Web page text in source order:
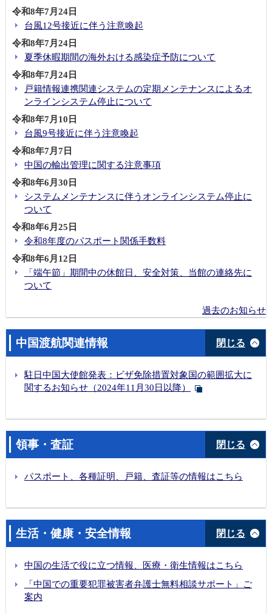
日本・仏山経済貿易交流会の開催(2025年7月30日)
貴島総領事が仏山市を訪問（2025年7月17日）
庄子農林水産大臣政務官の広州訪問（2025年6月26日）
当館主催の日本産花卉PRイベントを開催(2025年6月20日)
貴島総領事が錦鯉養殖場を視察（2025年5月27日）
2025年度総領事杯ドラゴンボート大会の開催及び九江龍舟訓練基地への在外公館長表彰
貴島総領事が広州日本人学校入学式に出席（2026年4月13日）
金杉大使が深圳日本人学校入学式に出席（2026年4月11日）
貴島総領事が広州日本人学校卒業式に出席（2026年3月11日）
茶道文化体験コーナーの実施（2026年3月10日）
貴島総領事が深圳日本人学校卒業式に出席（2026年3月7日）
東口和文氏に外務大臣表彰を授与（2025年11月13日）
貴島総領事が「第28回日中青少年書画交流大会」外務大臣賞を授与(2025年10月19日)
貴島総領事が2025世界航海装備大会に出席（2025年10月16日）
貴島総領事が2025年度深圳市との産業政策交流会に参加(2025年9月25日)
貴島総領事が朝日インテック医療機器南寧工場プロジェクト始動式典に参加（2025年9月16日）
令和8年7月24日
台風12号接近に伴う注意喚起
令和8年7月24日
夏季休暇期間の海外おける感染症予防について
令和8年7月24日
戸籍情報連携関連システムの定期メンテナンスによるオ
ンラインシステム停止について
令和8年7月10日
台風9号接近に伴う注意喚起
令和8年7月7日
中国の輸出管理に関する注意事項
令和8年6月30日
システムメンテナンスに伴うオンラインシステム停止に
ついて
令和8年6月25日
令和8年度のパスポート関係手数料
令和8年6月12日
「端午節」期間中の休館日、安全対策、当館の連絡先に
ついて
過去のお知らせ
中国渡航関連情報 閉じる
駐日中国大使館発表：ビザ免除措置対象国の範囲拡大に
関するお知らせ（2024年11月30日以降）
領事・査証 閉じる
パスポート、各種証明、戸籍、査証等の情報はこちら
生活・健康・安全情報 閉じる
中国の生活で役に立つ情報、医療・衛生情報はこちら
「中国での重要犯罪被害者弁護士無料相談サポート」ご
案内